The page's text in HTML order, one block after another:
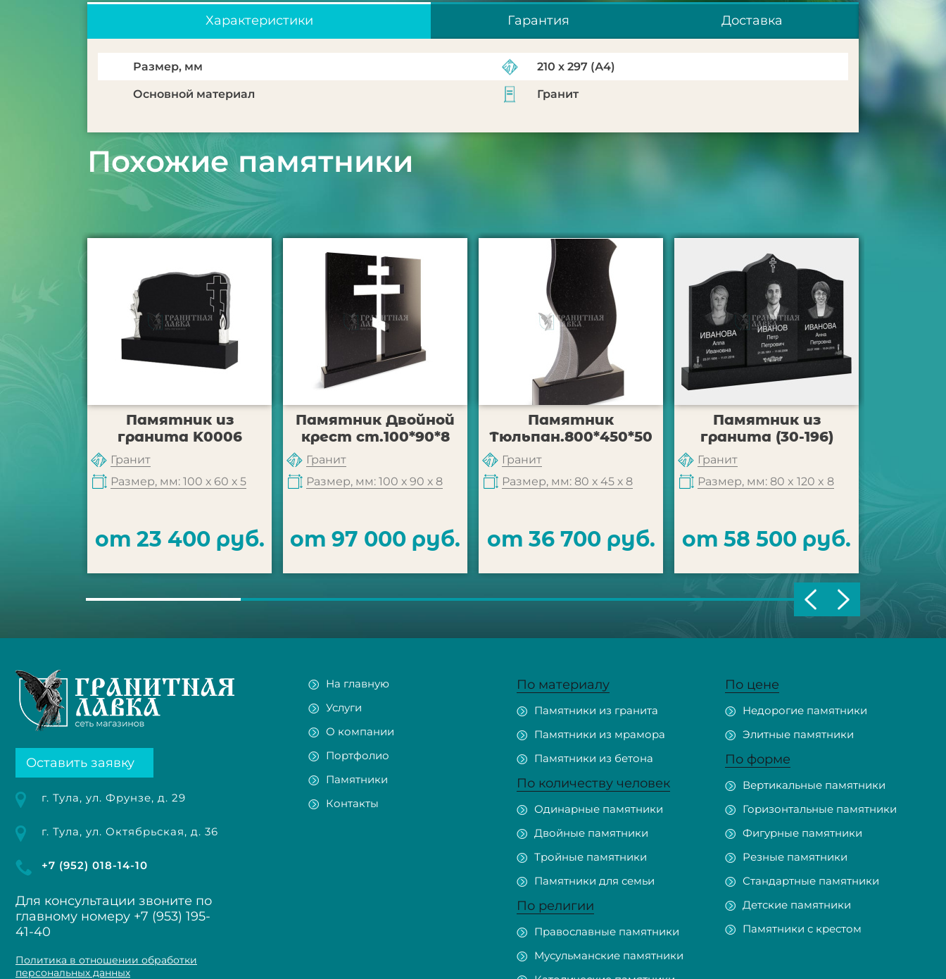
Характеристики Гарантия Доставка
Размер, мм 210 х 297 (А4)
Основной материал Гранит
Похожие памятники
Памятник из
гранита K0006
Гранит
Размер, мм: 100 х 60 х 5
от 23 400 руб.
Памятник Двойной
крест ст.100*90*8
Гранит
Размер, мм: 100 х 90 х 8
от 97 000 руб.
Памятник
Тюльпан.800*450*50
Гранит
Размер, мм: 80 х 45 х 8
от 36 700 руб.
Памятник из
гранита (30-196)
Гранит
Размер, мм: 80 x 120 x 8
от 58 500 руб.
Оставить заявку
г. Тула, ул. Фрунзе, д. 29
г. Тула, ул. Октябрьская, д. 36
+7 (952) 018-14-10
Для консультации звоните по
главному номеру +7 (953) 195-
41-40
Политика в отношении обработки
персональных данных
На главную
Услуги
О компании
Портфолио
Памятники
Контакты
По материалу
Памятники из гранита
Памятники из мрамора
Памятники из бетона
По количеству человек
Одинарные памятники
Двойные памятники
Тройные памятники
Памятники для семьи
По религии
Православные памятники
Мусульманские памятники
По цене
Недорогие памятники
Элитные памятники
По форме
Вертикальные памятники
Горизонтальные памятники
Фигурные памятники
Резные памятники
Стандартные памятники
Детские памятники
Памятники с крестом